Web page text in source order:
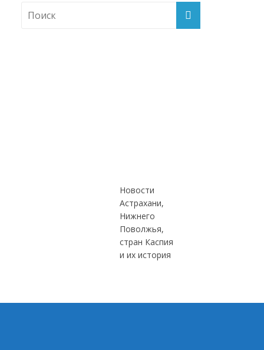
Новости
Астрахани,
Нижнего
Поволжья,
стран Каспия
и их история